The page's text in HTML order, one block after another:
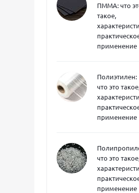
ПММА: что
такое,
применение
Полиэтилен:
что это
применение
что это
применение